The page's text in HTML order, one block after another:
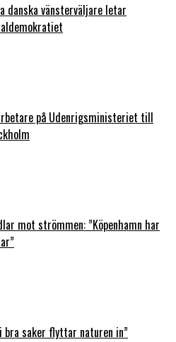
danska vänsterväljare letar
på Udenrigsministeriet till
mot strömmen: ”Köpenhamn har
bra saker flyttar naturen in”